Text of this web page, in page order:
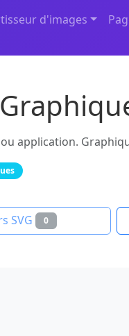
d'images
application.
SVG 0